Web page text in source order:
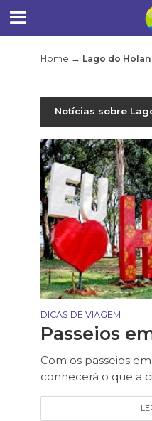
Home → Lago do
Notícias sobre
DICAS DE VIAGEM
Passeios
Com os passeios
conhecerá o que a